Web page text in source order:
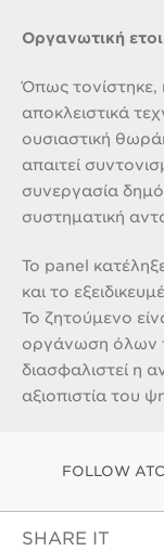
Οργανωτική
Όπως τονίστηκε,
αποκλειστικά
ουσιαστική
απαιτεί
συνεργασία
συστηματική
Το panel
και το
Το ζητούμενο
οργάνωση όλων
διασφαλιστεί η
αξιοπιστία του
FOLLOW
SHARE IT